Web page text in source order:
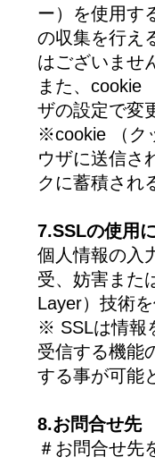
ー）を使用す
の収集を行え
はございませ
また、cookie
ザの設定で変
※cookie （ク
ウザに送信さ
クに蓄積され
7.SSLの使用
個人情報の入
受、妨害また
Layer）技術
※ SSLは情報
受信する機能
する事が可能
8.お問合せ先
＃お問合せ先